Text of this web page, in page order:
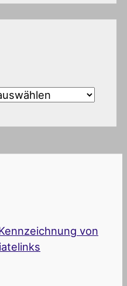
von